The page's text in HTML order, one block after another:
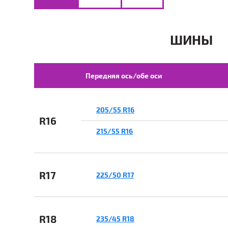
ШИНЫ
Передняя ось/обе оси
R16
205/55 R16
215/55 R16
R17 225/50 R17
R18 235/45 R18